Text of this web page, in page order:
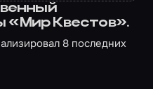
«Мир Квестов».
8 последних